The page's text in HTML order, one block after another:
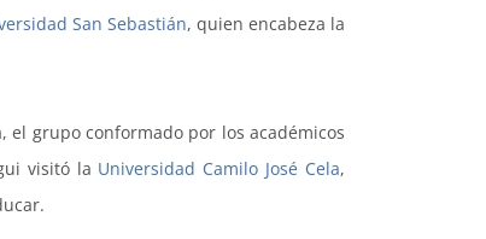
San Sebastián, quien encabeza la
el grupo conformado por los académicos
visitó la Universidad Camilo José Cela,